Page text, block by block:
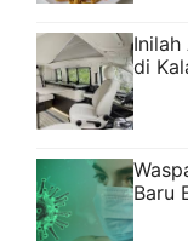
di
Baru